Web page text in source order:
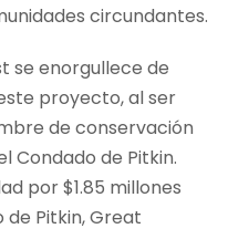
circundantes.
se enorgullece de
proyecto, al ser
de conservación
Condado de Pitkin.
por $1.85 millones
Pitkin, Great